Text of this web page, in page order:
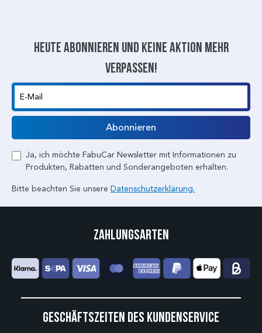
Heute abonnieren und keine aktion mehr
verpassen!
E-Mail
Abonnieren
Ja, ich möchte FabuCar Newsletter mit Informationen zu
Produkten, Rabatten und Sonderangeboten erhalten.
Bitte beachten Sie unsere Datenschutzerklärung.
Geschäftszeiten des Kundenservice
Zahlungsarten